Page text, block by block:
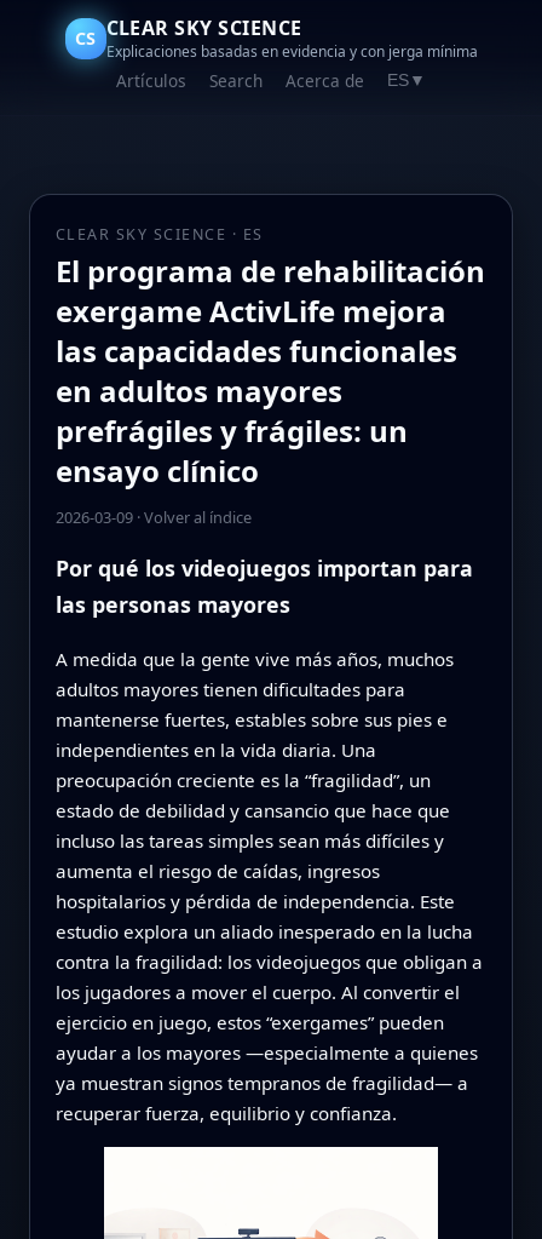
CS CLEAR SKY SCIENCE
Explicaciones basadas en evidencia y con jerga mínima
Artículos Search Acerca de ES ▼
CLEAR SKY SCIENCE · ES
El programa de rehabilitación
exergame ActivLife mejora
las capacidades funcionales
en adultos mayores
prefrágiles y frágiles: un
ensayo clínico
2026-03-09·Volver al índice
Por qué los videojuegos importan para
las personas mayores
A medida que la gente vive más años, muchos
adultos mayores tienen dificultades para
mantenerse fuertes, estables sobre sus pies e
independientes en la vida diaria. Una
preocupación creciente es la “fragilidad”, un
estado de debilidad y cansancio que hace que
incluso las tareas simples sean más difíciles y
aumenta el riesgo de caídas, ingresos
hospitalarios y pérdida de independencia. Este
estudio explora un aliado inesperado en la lucha
contra la fragilidad: los videojuegos que obligan a
los jugadores a mover el cuerpo. Al convertir el
ejercicio en juego, estos “exergames” pueden
ayudar a los mayores —especialmente a quienes
ya muestran signos tempranos de fragilidad— a
recuperar fuerza, equilibrio y confianza.